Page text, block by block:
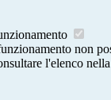
non
l'elenco